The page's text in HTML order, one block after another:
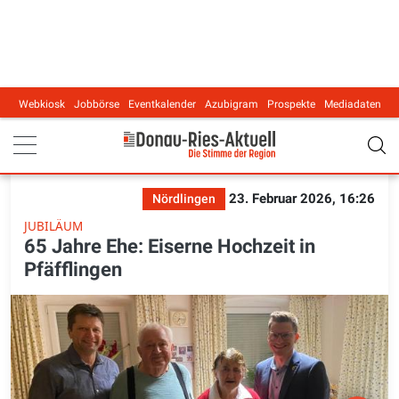
Main navigation
Webkiosk Jobbörse Eventkalender Azubigram Prospekte Mediadaten
Nördlingen
23. Februar 2026, 16:26
JUBILÄUM
65 Jahre Ehe: Eiserne Hochzeit in
Pfäfflingen